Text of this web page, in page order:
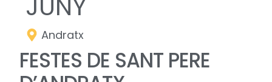
Andratx
FESTES DE SANT PERE